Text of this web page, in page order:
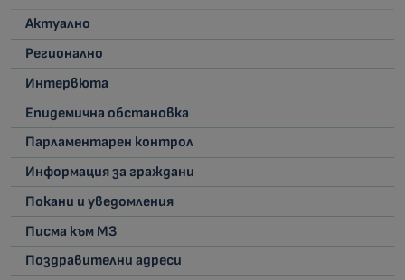
Актуално
Регионално
Интервюта
Епидемична обстановка
Парламентарен контрол
Информация за граждани
Покани и уведомления
Писма към МЗ
Поздравителни адреси